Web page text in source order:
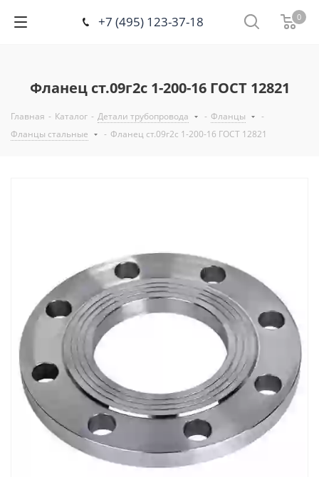
+7 (495) 123-37-18 0
Фланец ст.09г2с 1-200-16 ГОСТ 12821
Главная - Каталог - Детали трубопровода - Фланцы
-
Фланцы стальные
- Фланец ст.09г2с 1-200-16 ГОСТ 12821